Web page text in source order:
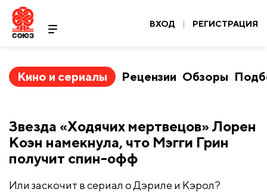
ВХОД | РЕГИСТРАЦИЯ
Кино и сериалы Рецензии Обзоры
Звезда «Ходячих мертвецов» Лорен
Коэн намекнула, что Мэгги Грин
получит спин-офф
Или заскочит в сериал о Дэриле и Кэрол?